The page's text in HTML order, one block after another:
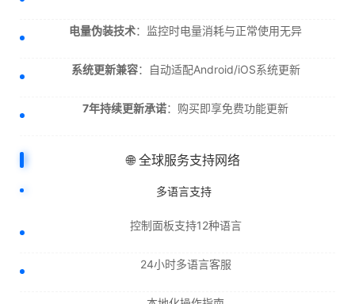
电量伪装技术：监控时电量消耗与正常使用无异
系统更新兼容：自动适配Android/iOS系统更新
7年持续更新承诺：购买即享免费功能更新
🌐 全球服务支持网络
多语言支持
控制面板支持12种语言
24小时多语言客服